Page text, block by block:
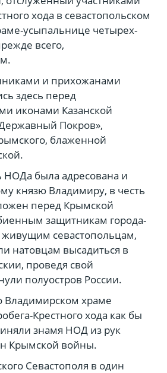
хода в севастопольском
усыпальнице четырех-
всего,
и прихожанами
здесь перед
иконами Казанской
Покров»,
блаженной
НОДа была адресована и
князю Владимиру, в честь
перед Крымской
защитникам города-
севастопольцам,
натовцам высадиться в
проведя свой
полуостров России.
Владимирском храме
Крестного хода как бы
знамя НОД из рук
Крымской войны.
Севастополя в один